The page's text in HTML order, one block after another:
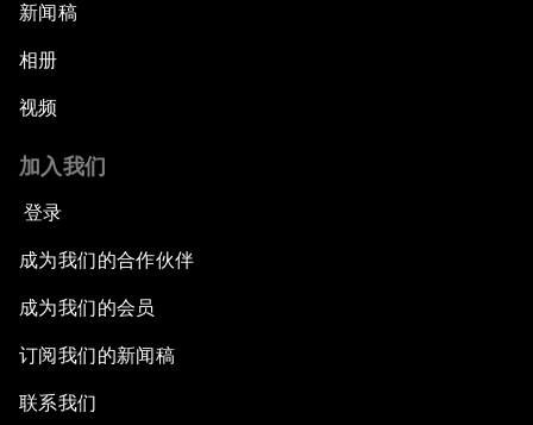
新闻稿
相册
视频
加入我们
登录
成为我们的合作伙伴
成为我们的会员
订阅我们的新闻稿
联系我们